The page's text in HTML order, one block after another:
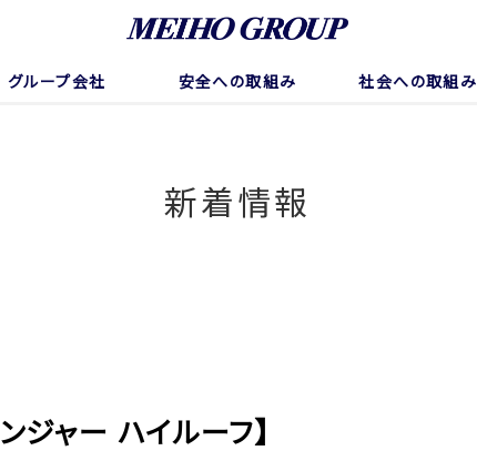
グループ会社 安全への取組み 社会への取組み
新着情報
ジャー ハイルーフ】